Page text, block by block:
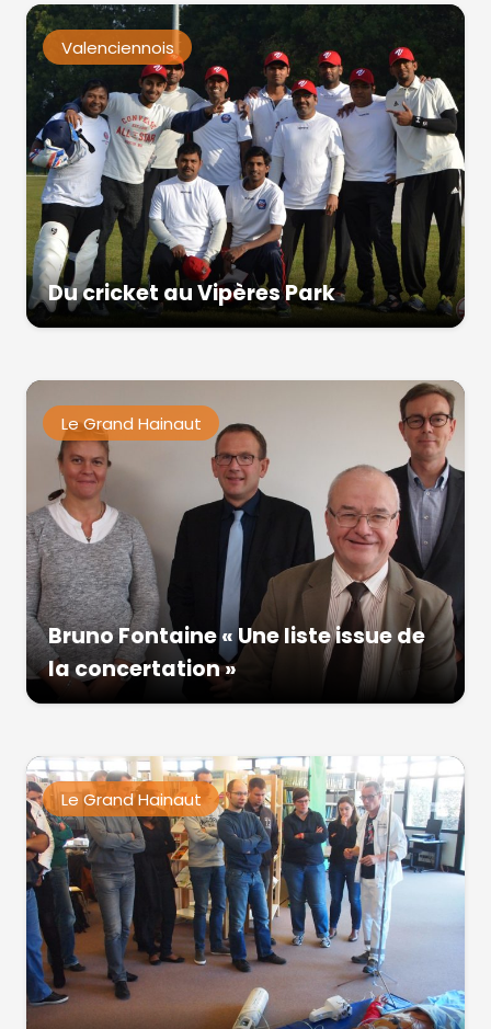
Valenciennois
Du cricket au Vipères Park
Le Grand Hainaut
Bruno Fontaine « Une liste issue de
la concertation »
Le Grand Hainaut